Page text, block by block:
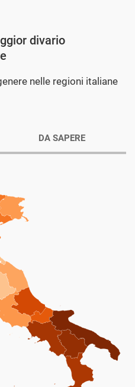
divario
nelle regioni italiane
DA SAPERE